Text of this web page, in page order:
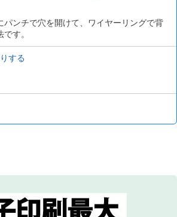
パンチで穴を開けて、ワイヤーリングで背
す。
する